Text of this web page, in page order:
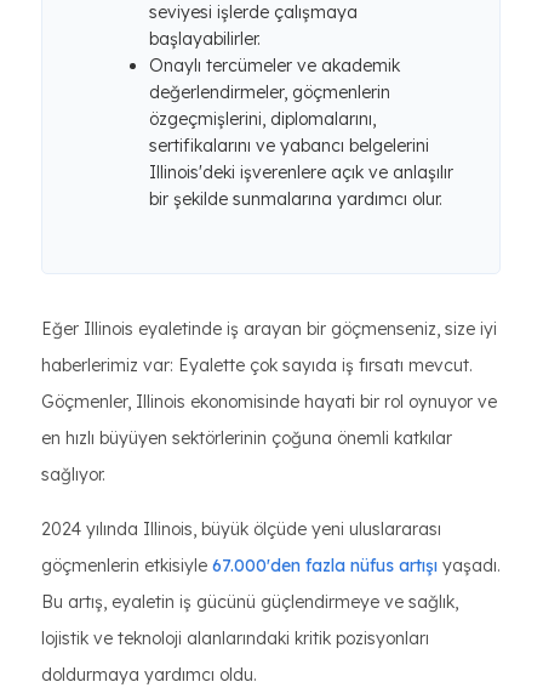
seviyesi işlerde çalışmaya
başlayabilirler.
Onaylı tercümeler ve akademik
değerlendirmeler, göçmenlerin
özgeçmişlerini, diplomalarını,
sertifikalarını ve yabancı belgelerini
Illinois'deki işverenlere açık ve anlaşılır
bir şekilde sunmalarına yardımcı olur.
Eğer Illinois eyaletinde iş arayan bir göçmenseniz, size iyi
haberlerimiz var: Eyalette çok sayıda iş fırsatı mevcut.
Göçmenler, Illinois ekonomisinde hayati bir rol oynuyor ve
en hızlı büyüyen sektörlerinin çoğuna önemli katkılar
sağlıyor.
2024 yılında Illinois, büyük ölçüde yeni uluslararası
göçmenlerin etkisiyle 67.000'den fazla nüfus artışı yaşadı.
Bu artış, eyaletin iş gücünü güçlendirmeye ve sağlık,
lojistik ve teknoloji alanlarındaki kritik pozisyonları
doldurmaya yardımcı oldu.